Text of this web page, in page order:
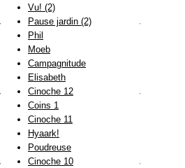
Vu! (2)
Pause jardin (2)
Phil
Moeb
Campagnitude
Elisabeth
Cinoche 12
Coins 1
Cinoche 11
Hyaark!
Poudreuse
Cinoche 10